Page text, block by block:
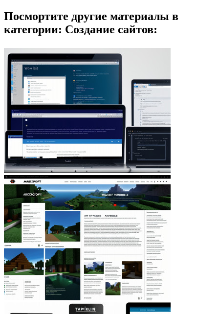
Посмортите другие материалы в
категории: Создание сайтов: